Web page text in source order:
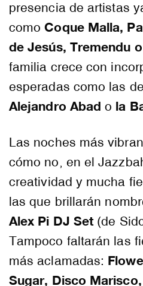
presencia de artistas
comoCoque Malla,
de Jesús, Tremendu
familia crece con
esperadas como las de
Alejandro Abad o la
Las noches más
cómo no, en el
creatividad y mucha
las que brillarán
Alex Pi DJ Set(de
Tampoco faltarán las
más aclamadas:
Sugar, Disco